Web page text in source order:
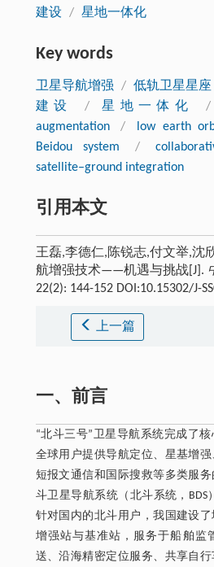
建设 / 星地一体化
Key words
卫星导航增强 / 低轨卫星星座
建设
/ 星地一体化 /
augmentation
/ low earth
Beidou system
/
satellite–ground integration
引用本文
王磊,李德仁,陈锐志,付文举,沈
航增强技术——机遇与挑战[J].
22(2): 144-152 DOI:10.15302/J-
上一篇
一、前言
“北斗三号”卫星导航系统完成了
全球用户提供导航定位、星基增强
短报文通信和国际搜救等多类服
斗卫星导航系统（北斗系统，BDS
针对国内的北斗用户，我国建设
增强站与基准站，服务于船舶监
送、沿海精密定位服务、共享自